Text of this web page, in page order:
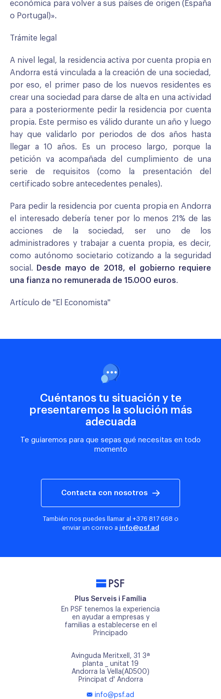
económica para volver a sus países de origen (España
o Portugal)».
Trámite legal
A nivel legal, la residencia activa por cuenta propia en
Andorra está vinculada a la creación de una sociedad,
por eso, el primer paso de los nuevos residentes es
crear una sociedad para darse de alta en una actividad
para a posteriormente pedir la residencia por cuenta
propia. Este permiso es válido durante un año y luego
hay que validarlo por periodos de dos años hasta
llegar a 10 años. Es un proceso largo, porque la
petición va acompañada del cumplimiento de una
serie de requisitos (como la presentación del
certificado sobre antecedentes penales).
Para pedir la residencia por cuenta propia en Andorra
el interesado debería tener por lo menos 21% de las
acciones de la sociedad, ser uno de los
administradores y trabajar a cuenta propia, es decir,
como autónomo societario cotizando a la seguridad
social.
Desde mayo de 2018, el gobierno requiere
una fianza no remunerada de 15.000 euros.
Artículo de "El Economista"
Cuéntanos tu situación y te
presentaremos la solución más
adecuada
Te guiaremos para que sepas qué necesitas en todo
momento
Contacta con nosotros
También nos puedes llamar al +376 817 668 o
enviar un correo a info@psf.ad
PSF
Plus Serveis i Família
En PSF tenemos la experiencia
en ayudar a empresas y
familias a establecerse en el
Principado
Avinguda Meritxell, 31 3ª
planta _ unitat 19
Andorra la Vella(AD500)
Principat d' Andorra
info@psf.ad